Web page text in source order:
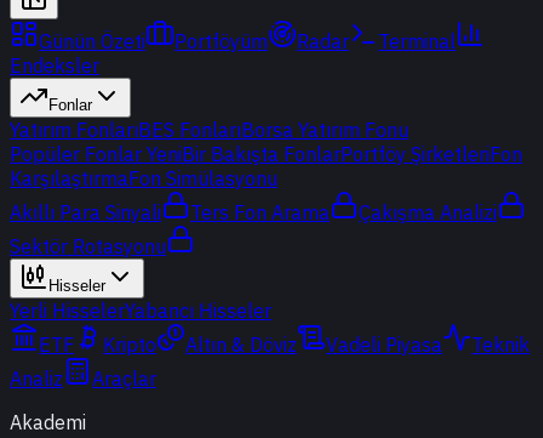
Günün Özeti Portföyüm Radar
Terminal
Endeksler
Fonlar
Yatırım FonlarıBES FonlarıBorsa Yatırım Fonu
Popüler Fonlar YeniBir Bakışta FonlarPortföy ŞirketleriFon
KarşılaştırmaFon Simülasyonu
Akıllı Para Sinyali
Ters Fon Arama
Çakışma Analizi
Sektör Rotasyonu
Hisseler
Yerli HisselerYabancı Hisseler
ETF
Kripto Altın & Döviz Vadeli Piyasa
Teknik
Analiz
Araçlar
Akademi